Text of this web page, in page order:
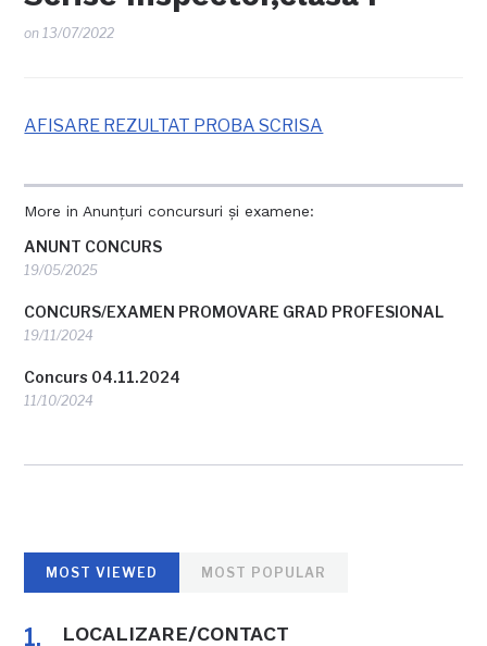
on13/07/2022
More in Anunțuri concursuri și examene:
ANUNT CONCURS
19/05/2025
CONCURS/EXAMEN PROMOVARE GRAD PROFESIONAL
19/11/2024
Concurs 04.11.2024
11/10/2024
AFISARE REZULTAT PROBA SCRISA
MOST VIEWED MOST POPULAR
LOCALIZARE/CONTACT